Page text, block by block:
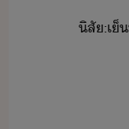
ิสั​:​เ็